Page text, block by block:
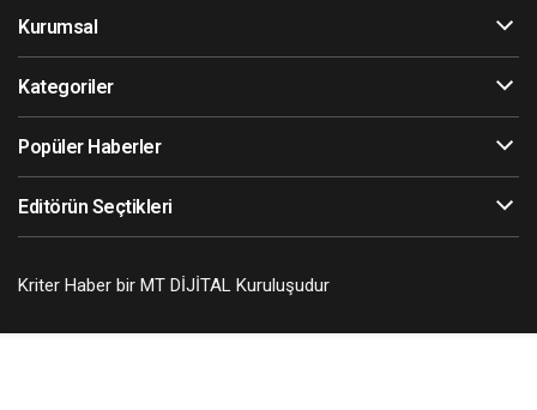
Kurumsal
Kategoriler
Popüler Haberler
Editörün Seçtikleri
Kriter Haber bir MT DİJİTAL Kuruluşudur